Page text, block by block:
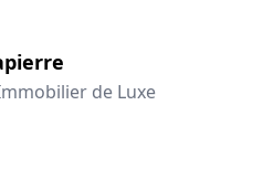
de Luxe